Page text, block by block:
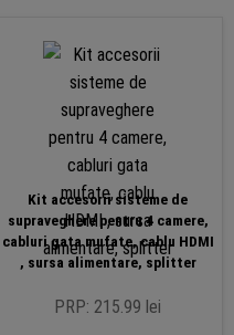
Kit accesorii sisteme de
supraveghere pentru 4 camere,
cabluri gata mufate, cablu HDMI
, sursa alimentare, splitter
PRP: 215.99 lei